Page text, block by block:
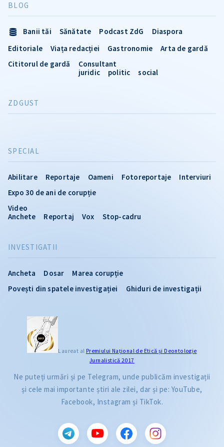
INVESTIGATII
Ancheta Dosar
Marea corupție
Povești din spatele investigației
Ghiduri de investigații
SPECIAL
Abilitare Reportaje Oameni Fotoreportaje
Interviuri
Expo 30 de ani de corupție
Video
Anchete
Reportaj Vox Stop-cadru
BLOG
Banii tăi Sănătate Podcast ZdG
Diaspora
Editoriale
Viața redacției Gastronomie
Arta de gardă
Cititorul de gardă
Consultant
juridic
politic social
ZDGUST
Laureat al Premiului Naţional de Etică și Deontologie
Jurnalistică 2017
Ne puteți urmări și pe Telegram, unde publicăm investigații
și cele mai importante știri ale zilei, dar și pe: YouTube,
Facebook, Instagram și TikTok.